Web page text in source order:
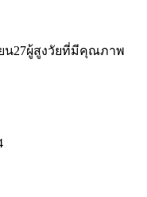
น27ผู้สูงวัยที่มีคุณภาพ